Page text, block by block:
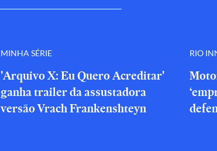
MINHA SÉRIE
'Arquivo X: Eu Quero Acreditar'
ganha trailer da assustadora
versão Vrach Frankenshteyn
RIO